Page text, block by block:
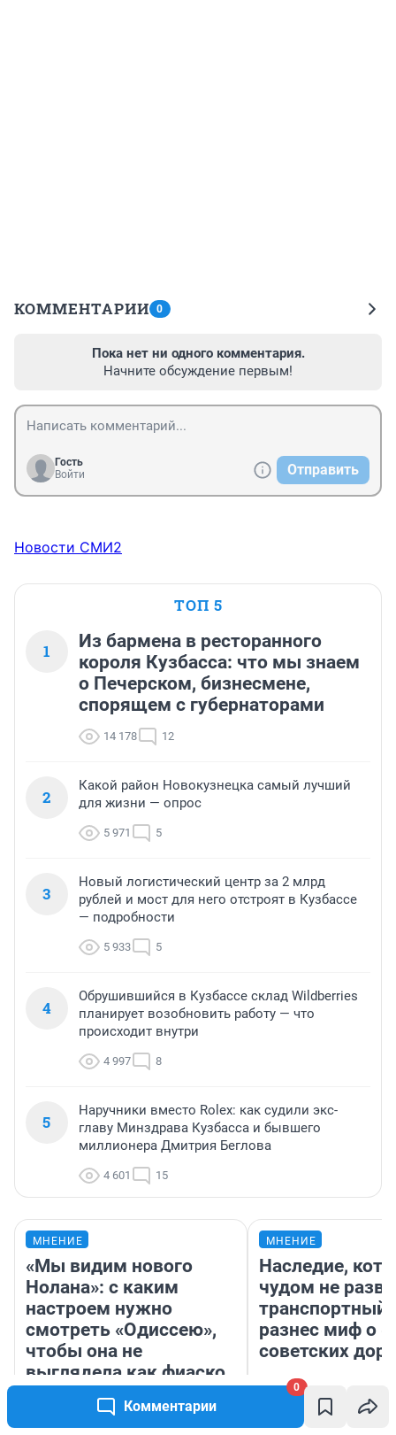
Комментарии
0
КОММЕНТАРИИ 0
Пока нет ни одного комментария.
Начните обсуждение первым!
Гость
Войти
Отправить
Новости СМИ2
ТОП 5
1
Из бармена в ресторанного
короля Кузбасса: что мы знаем
о Печерском, бизнесмене,
спорящем с губернаторами
14 178 12
2
Какой район Новокузнецка самый лучший
для жизни — опрос
5 971 5
3
Новый логистический центр за 2 млрд
рублей и мост для него отстроят в Кузбассе
— подробности
5 933 5
4
Обрушившийся в Кузбассе склад Wildberries
планирует возобновить работу — что
происходит внутри
4 997 8
5
Наручники вместо Rolex: как судили экс-
главу Минздрава Кузбасса и бывшего
миллионера Дмитрия Беглова
4 601 15
МНЕНИЕ
«Мы видим нового
Нолана»: с каким
настроем нужно
смотреть «Одиссею»,
чтобы она не
выглядела как фиаско
МНЕНИЕ
Наследие,
чудом не
транспортный
разнес миф о
советских